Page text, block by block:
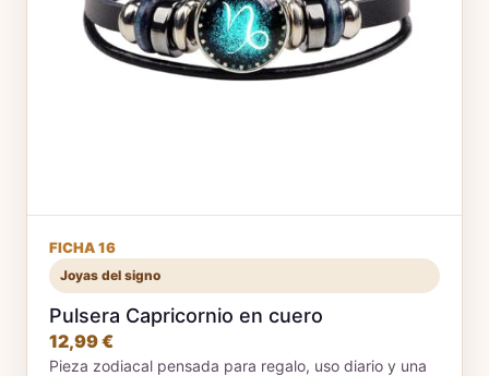
FICHA 16
Joyas del signo
Pulsera Capricornio en cuero
12,99 €
Pieza zodiacal pensada para regalo, uso diario y una